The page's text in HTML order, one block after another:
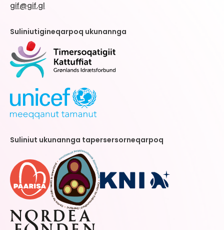
gif@gif.gl
Suliniutigineqarpoq ukunannga
Suliniut ukunannga tapersersorneqarpoq